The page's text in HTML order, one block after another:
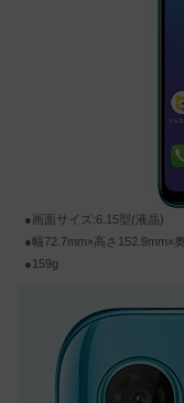
●画面サイズ:6.15型(液晶)
●幅72.7mm×高さ152.9mm×
●159g